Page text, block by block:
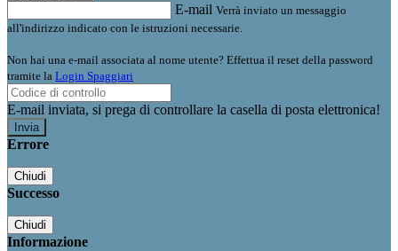
E-mail Verrà inviato un messaggio
all'indirizzo indicato con le istruzioni necessarie.
Non hai una e-mail associata al nome utente? Effettua il reset della password
tramite la Login Spaggiari
E-mail inviata, si prega di controllare la casella di posta elettronica!
Errore
Chiudi
Successo
Chiudi
Informazione